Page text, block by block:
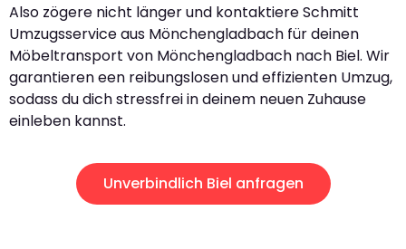
Also zögere nicht länger und kontaktiere Schmitt
Umzugsservice aus Mönchengladbach für deinen
Möbeltransport von Mönchengladbach nach Biel. Wir
garantieren een reibungslosen und effizienten Umzug,
sodass du dich stressfrei in deinem neuen Zuhause
einleben kannst.
Unverbindlich Biel anfragen